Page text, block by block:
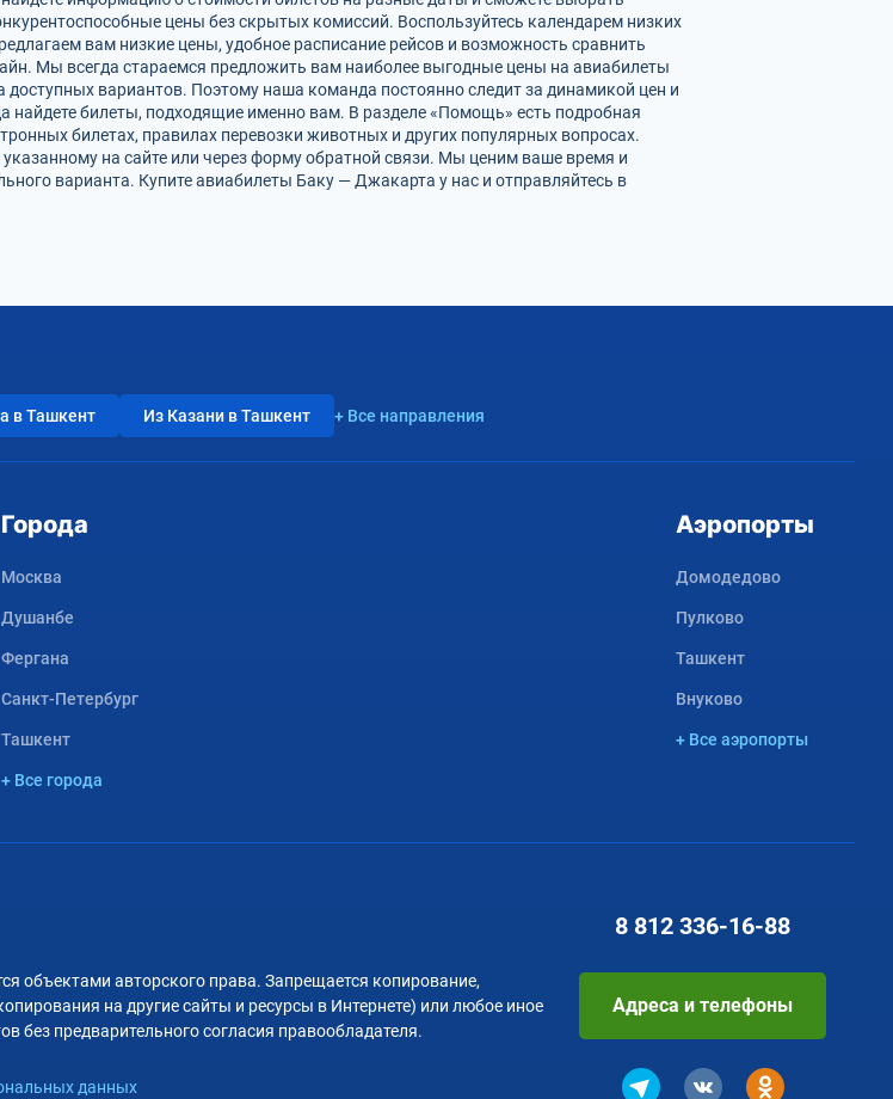
цены без скрытых комиссий. Воспользуйтесь календарем низких
вам низкие цены, удобное расписание рейсов и возможность сравнить
Мы всегда стараемся предложить вам наиболее выгодные цены на авиабилеты
вариантов. Поэтому наша команда постоянно следит за динамикой цен и
найдете билеты, подходящие именно вам. В разделе «Помощь» есть подробная
билетах, правилах перевозки животных и других популярных вопросах.
на сайте или через форму обратной связи. Мы ценим ваше время и
варианта. Купите авиабилеты Баку — Джакарта у нас и отправляйтесь в
в Ташкент Из Казани в Ташкент + Все направления
Города
Москва
Душанбе
Фергана
Санкт-Петербург
Ташкент
+ Все города
Аэропорты
Домодедово
Пулково
Ташкент
Внуково
+ Все аэропорты
объектами авторского права. Запрещается копирование,
на другие сайты и ресурсы в Интернете) или любое иное
без предварительного согласия правообладателя.
данных
8 812 336-16-88
Адреса и телефоны